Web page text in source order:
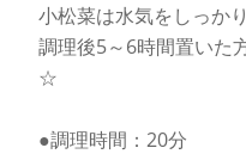
小松菜は水気をしっか
調理後5～6時間置いた
☆
●調理時間：20分